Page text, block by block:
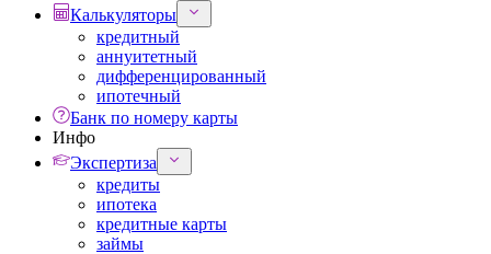
Калькуляторы
кредитный
аннуитетный
дифференцированный
ипотечный
Банк по номеру карты
Инфо
Экспертиза
кредиты
ипотека
кредитные карты
займы